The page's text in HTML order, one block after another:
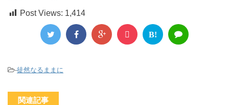
Post Views: 1,414
B!
-徒然なるままに
関連記事